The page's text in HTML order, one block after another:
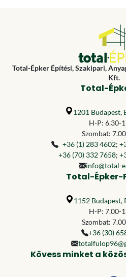
Total-Épker Építési, Szakipari,
Kft.
Total-
1201 Budapest,
H-P: 6.30-
Szombat:
+36 (1) 283 4602;
+36 (70) 332 7658;
info@total-
Total-Épker-
1152 Budapest,
H-P: 7.00-
Szombat:
+36 (30)
Kövess minket a